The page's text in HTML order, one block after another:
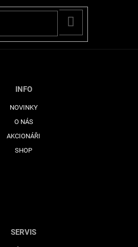
SE
INFO
NOVINKY
O NÁS
AKCIONÁŘI
SHOP
SERVIS